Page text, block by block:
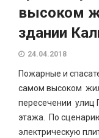
высоком
здании
24.04.2018
Пожарные и
самом высоком
пересечении улиц
этажа. По
электрическую